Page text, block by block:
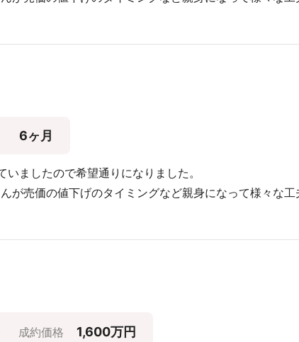
6ヶ月
ましたので希望通りになりました。
が売価の値下げのタイミングなど親身になって様々な
成約価格 1,600万円